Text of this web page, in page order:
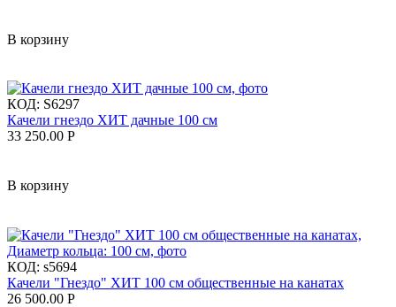
В корзину
КОД: S6297
Качели гнездо ХИТ дачные 100 см
33 250.00 Р
В корзину
КОД: s5694
Качели "Гнездо" ХИТ 100 см общественные на канатах
26 500.00 Р